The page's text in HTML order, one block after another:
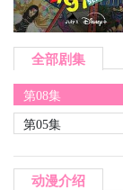
全部剧集
第08集
第05集
动漫介绍